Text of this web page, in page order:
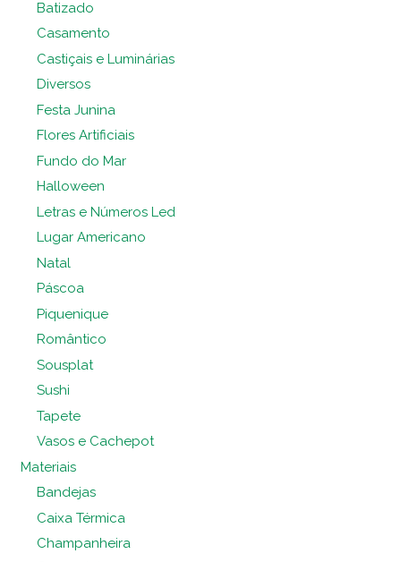
Batizado
Casamento
Castiçais e Luminárias
Diversos
Festa Junina
Flores Artificiais
Fundo do Mar
Halloween
Letras e Números Led
Lugar Americano
Natal
Páscoa
Piquenique
Romântico
Sousplat
Sushi
Tapete
Vasos e Cachepot
Materiais
Bandejas
Caixa Térmica
Champanheira